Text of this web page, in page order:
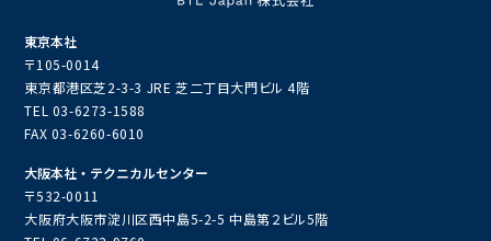
・エンゲージメント向上のための施策強化
・多様な働き方に対応する勤務体制
今後も、社員の健康増進と働きやすい環境の整備に努め
るとともに、さらなる健康経営の強化を図り、「ネクス
トブライト1000」
に健康であることが第一であると考え、健康保持・
および安心していきいきと働くことができる、
ェルビーイング向上のための健康経営を今後も推進して
東京本社
〒105-0014
東京都港区芝2-3-3 JRE 芝二丁目大門ビル 4階
TEL 03-6273-1588
FAX 03-6260-6010
大阪本社・テクニカルセンター
〒532-0011
大阪府大阪市淀川区西中島5-2-5 中島第２ビル5階